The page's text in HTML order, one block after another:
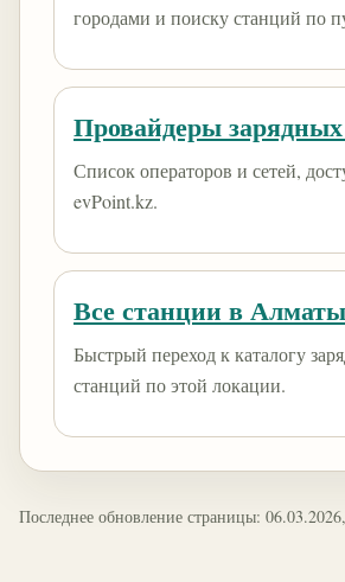
городами и поиску станций по
Провайдеры
Список операторов и сетей,
evPoint.kz.
Все станции в Алматы
Быстрый переход к каталогу
станций по этой локации.
Последнее обновление страницы: